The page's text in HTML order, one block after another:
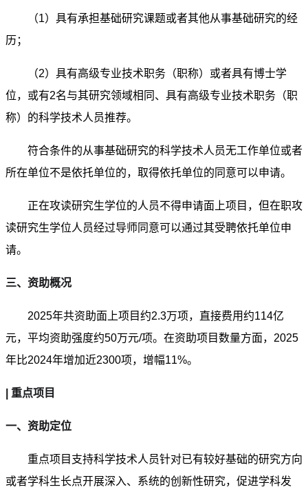
（1）具有承担基础研究课题或者其他从事基础研究的经
历；
（2）具有高级专业技术职务（职称）或者具有博士学
位，或有2名与其研究领域相同、具有高级专业技术职务（职
称）的科学技术人员推荐。
符合条件的从事基础研究的科学技术人员无工作单位或者
所在单位不是依托单位的，取得依托单位的同意可以申请。
正在攻读研究生学位的人员不得申请面上项目，但在职攻
读研究生学位人员经过导师同意可以通过其受聘依托单位申
请。
三、资助概况
2025年共资助面上项目约2.3万项，直接费用约114亿
元，平均资助强度约50万元/项。在资助项目数量方面，2025
年比2024年增加近2300项，增幅11%。
| 重点项目
一、资助定位
重点项目支持科学技术人员针对已有较好基础的研究方向
或者学科生长点开展深入、系统的创新性研究，促进学科发